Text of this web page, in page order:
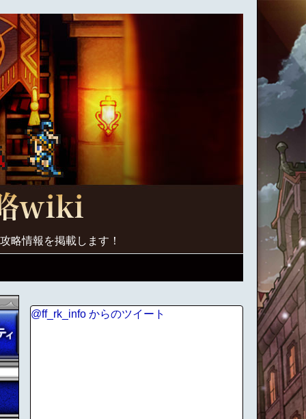
略情報を掲載します！
@ff_rk_info からのツイート